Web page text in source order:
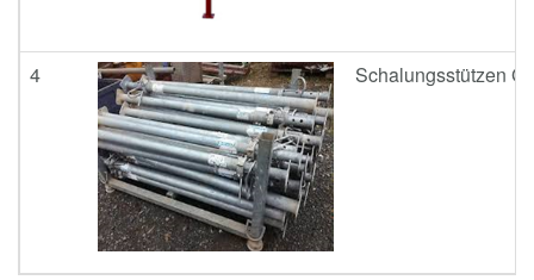
4 Schalungsstützen